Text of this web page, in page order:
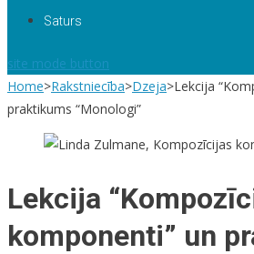
Saturs
site mode button
Home>Rakstniecība>Dzeja>Lekcija
praktikums “Monologi”
Lekcija
komponenti” un